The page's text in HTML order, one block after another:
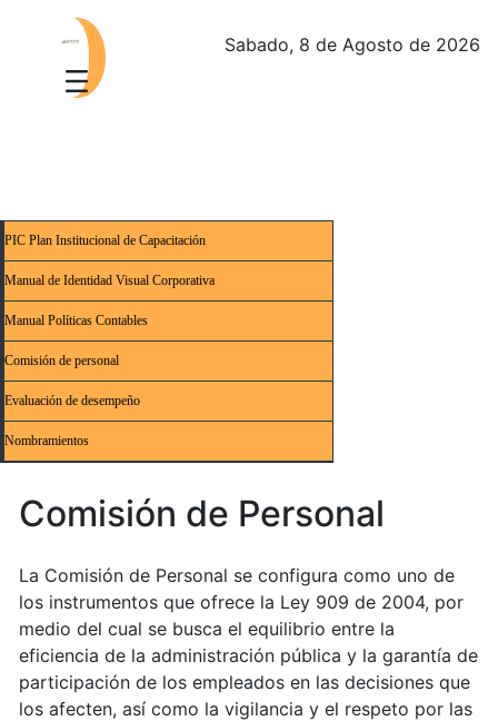
Sabado, 8 de Agosto de 2026
PIC Plan Institucional de Capacitación
Manual de Identidad Visual Corporativa
Manual Políticas Contables
Comisión de personal
Evaluación de desempeño
Nombramientos
Comisión de Personal
La Comisión de Personal se configura como uno de
los instrumentos que ofrece la Ley 909 de 2004, por
medio del cual se busca el equilibrio entre la
eficiencia de la administración pública y la garantía de
participación de los empleados en las decisiones que
los afecten, así como la vigilancia y el respeto por las